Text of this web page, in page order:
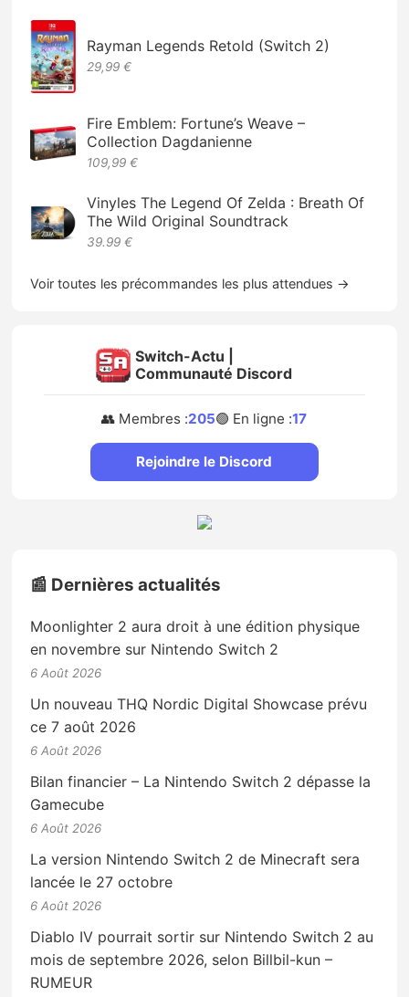
Rayman Legends Retold (Switch 2)
29,99 €
Fire Emblem: Fortune’s Weave –
Collection Dagdanienne
109,99 €
Vinyles The Legend Of Zelda : Breath Of
The Wild Original Soundtrack
39.99 €
Voir toutes les précommandes les plus attendues →
Switch-Actu |
Communauté Discord
👥 Membres :205🟢 En ligne :17
Rejoindre le Discord
📰 Dernières actualités
Moonlighter 2 aura droit à une édition physique
en novembre sur Nintendo Switch 2
6 Août 2026
Un nouveau THQ Nordic Digital Showcase prévu
ce 7 août 2026
6 Août 2026
Bilan financier – La Nintendo Switch 2 dépasse la
Gamecube
6 Août 2026
La version Nintendo Switch 2 de Minecraft sera
lancée le 27 octobre
6 Août 2026
Diablo IV pourrait sortir sur Nintendo Switch 2 au
mois de septembre 2026, selon Billbil-kun –
RUMEUR